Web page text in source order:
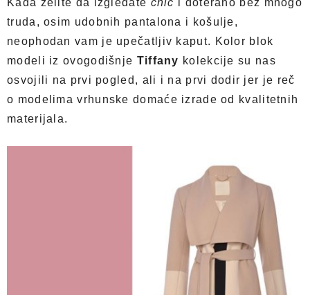
Kada želite da izgledate chic
i doterano bez mnogo
truda, osim udobnih pantalona i košulje,
neophodan vam je upečatljiv kaput. Kolor blok
modeli iz ovogodišnje Tiffany kolekcije su nas
osvojili na prvi pogled, ali i na prvi dodir jer je reč
o modelima vrhunske domaće izrade od kvalitetnih
materijala.